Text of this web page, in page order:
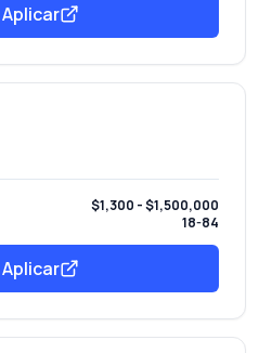
Aplicar
$1,300 - $1,500,000
18-84
Aplicar